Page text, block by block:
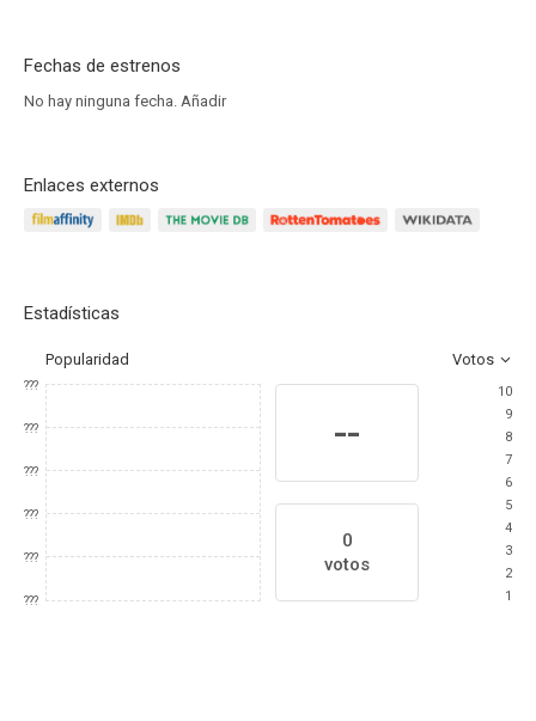
Fechas de estrenos
No hay ninguna fecha. Añadir
Enlaces externos
Estadísticas
Popularidad Votos
???
???
???
???
???
???
--
0
votos
10
9
8
7
6
5
4
3
2
1